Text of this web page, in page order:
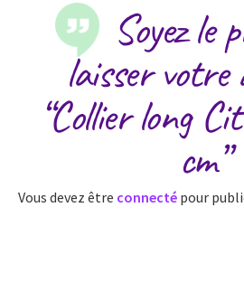
Soyez le
laisser votre
“Collier long
cm”
Vous devez être connecté pour